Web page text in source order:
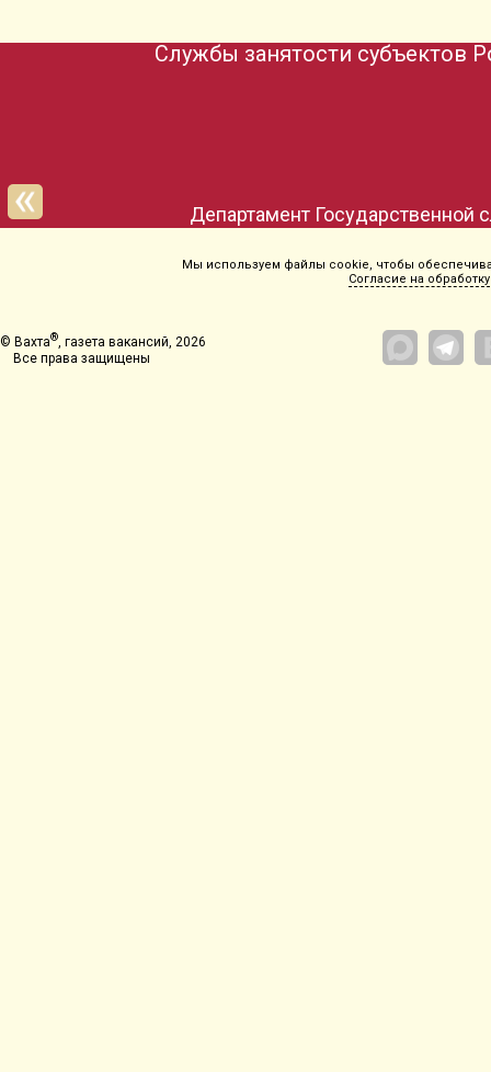
Управление Государственной
Службы занятости субъектов
Мы используем файлы cookie, чтобы
Согласие на обработку
© Вахта® , газета вакансий, 2026
Все права защищены